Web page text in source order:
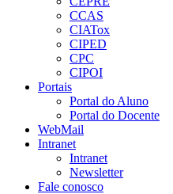
CCAS
CIATox
CIPED
CPC
CIPOI
Portais
Portal do Aluno
Portal do Docente
WebMail
Intranet
Intranet
Newsletter
Fale conosco